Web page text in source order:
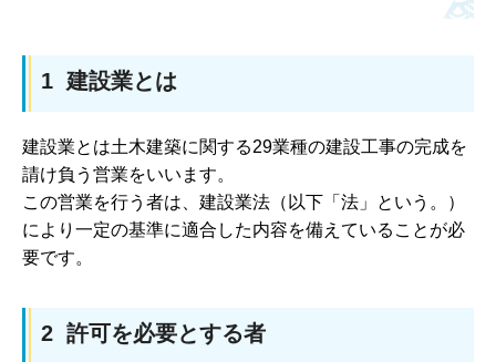
1 建設業とは
建設業とは土木建築に関する29業種の建設工事の完成を
請け負う営業をいいます。
この営業を行う者は、建設業法（以下「法」という。）
により一定の基準に適合した内容を備えていることが必
要です。
2 許可を必要とする者